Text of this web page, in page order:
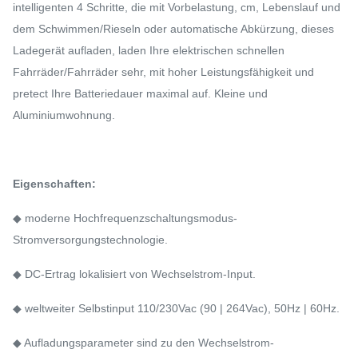
intelligenten 4 Schritte, die mit Vorbelastung, cm, Lebenslauf und
dem Schwimmen/Rieseln oder automatische Abkürzung, dieses
Ladegerät aufladen, laden Ihre elektrischen schnellen
Fahrräder/Fahrräder sehr, mit hoher Leistungsfähigkeit und
pretect Ihre Batteriedauer maximal auf. Kleine und
Aluminiumwohnung.
Eigenschaften:
◆ moderne Hochfrequenzschaltungsmodus-
Stromversorgungstechnologie.
◆ DC-Ertrag lokalisiert von Wechselstrom-Input.
◆ weltweiter Selbstinput 110/230Vac (90 | 264Vac), 50Hz | 60Hz.
◆ Aufladungsparameter sind zu den Wechselstrom-